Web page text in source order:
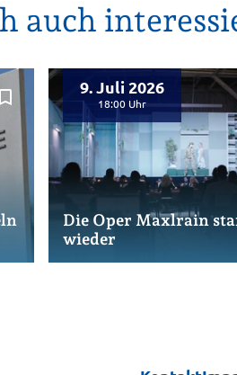
auch
bookmark_border 9. Juli 2026
18:00
Die Oper Maxlrain
wieder